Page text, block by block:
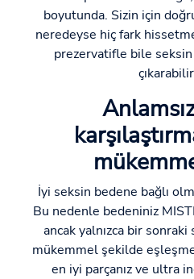
boyutunda. Sizin için
neredeyse hiç fark
prezervatifle bile seksin
İyi seksin bedene bağlı
Bu nedenle bedeniniz
ancak yalnızca bir sonraki
mükemmel şekilde
en iyi parçanız ve ultra